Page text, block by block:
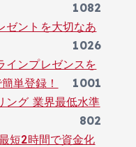
1082
ゼントを大切なあ
1026
インプレゼンスを
単登録！
1001
ング 業界最低水準
802
短2時間で資金化